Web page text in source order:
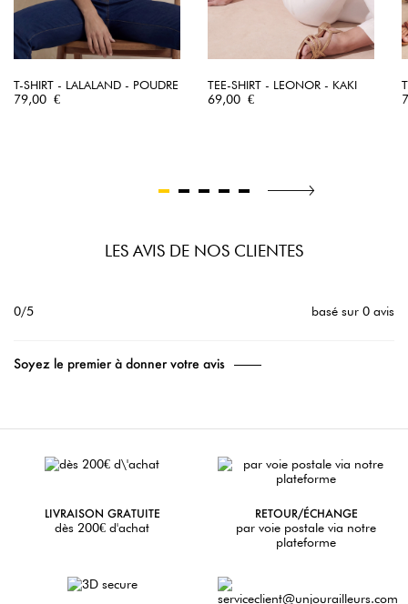
T-SHIRT - LALALAND - POUDRE
Prix
79,00 €
TEE-SHIRT - LEONOR - KAKI
Prix
69,00 €
LES AVIS DE NOS CLIENTES
0/5 basé sur 0 avis
Soyez le premier à donner votre avis
LIVRAISON GRATUITE
dès 200€ d'achat
RETOUR/ÉCHANGE
par voie postale via notre
plateforme